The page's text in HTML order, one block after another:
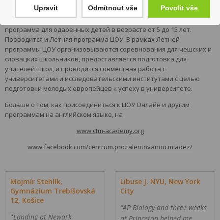
образование.
Также проводятся Субботы открытий (Discovery Saturdays), очная
программа для одаренных детей в возрасте от 5 до 15 лет.
Проводится и Летняя программа ЦОУ. В рамках Летней
программы ЦОУ организовываются соревнования для чешских и
словацких школьников, предоставляется подготовка для
учителей школ, и проводится совместная работа с
университетами и исследовательскими институтами с целью
подготовки молодых европейцев к успеху в университете.
Больше о том, как присоединиться к ЦОУ Онлайн и другим
программам на английском языке, на
www.ctm-academy.org
www.facebook.com/centrum.pro.talentovanou.mladez/
Mojmír Stehlík,
Gymnázium Trebišovská
12, Košice
"Landing at Newark
Libuse J. NYU, New York
City
“AP Biology and three weeks
Upravit Odmítnout vše Povolit vše